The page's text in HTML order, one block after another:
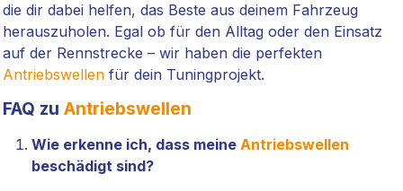
die dir dabei helfen, das Beste aus deinem Fahrzeug
herauszuholen. Egal ob für den Alltag oder den Einsatz
auf der Rennstrecke – wir haben die perfekten
Antriebswellenfür dein Tuningprojekt.
FAQ zu Antriebswellen
Wie erkenne ich, dass meine Antriebswellen
beschädigt sind?